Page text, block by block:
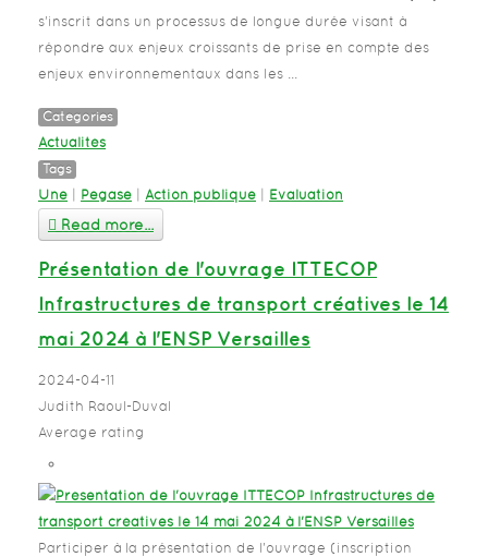
s’inscrit dans un processus de longue durée visant à
répondre aux enjeux croissants de prise en compte des
enjeux environnementaux dans les ...
Categories
Actualités
Tags
Une Pegase Action publique Evaluation
Read more...
Présentation de l'ouvrage ITTECOP
Infrastructures de transport créatives le 14
mai 2024 à l'ENSP Versailles
2024-04-11
Judith Raoul-Duval
Average rating
Participer à la présentation de l'ouvrage (inscription